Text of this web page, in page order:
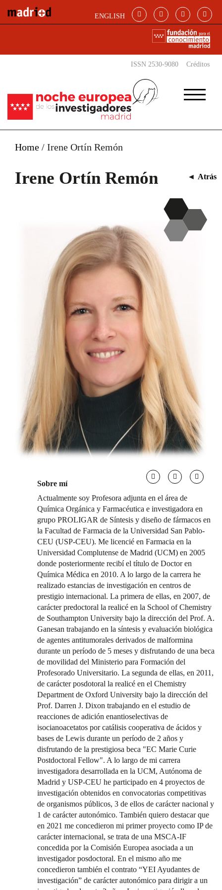
ENGLISH
ISSN 2530-9080 Créditos
Home / Irene Ortín Remón
Irene Ortín Remón ◄ Atrás
Sobre mí
Actualmente soy Profesora adjunta en el área de
Química Orgánica y Farmacéutica e investigadora en
grupo PROLIGAR de Síntesis y diseño de fármacos en
la Facultad de Farmacia de la Universidad San Pablo-
CEU (USP-CEU). Me licencié en Farmacia en la
Universidad Complutense de Madrid (UCM) en 2005
donde posteriormente recibí el título de Doctor en
Química Médica en 2010. A lo largo de la carrera he
realizado estancias de investigación en centros de
prestigio internacional. La primera de ellas, en 2007, de
carácter predoctoral la realicé en la School of Chemistry
de Southampton University bajo la dirección del Prof. A.
Ganesan trabajando en la síntesis y evaluación biológica
de agentes antitumorales derivados de malformina
durante un período de 5 meses y disfrutando de una beca
de movilidad del Ministerio para Formación del
Profesorado Universitario. La segunda de ellas, en 2011,
de carácter posdotoral la realicé en el Chemistry
Department de Oxford University bajo la dirección del
Prof. Darren J. Dixon trabajando en el estudio de
reacciones de adición enantioselectivas de
isocianoacetatos por catálisis cooperativa de ácidos y
bases de Lewis durante un período de 2 años y
disfrutando de la prestigiosa beca "EC Marie Curie
Postdoctoral Fellow". A lo largo de mi carrera
investigadora desarrollada en la UCM, Autónoma de
Madrid y USP-CEU he participado en 4 proyectos de
investigación obtenidos en convocatorias competitivas
de organismos públicos, 3 de ellos de carácter nacional y
1 de carácter autonómico. También quiero destacar que
en 2021 me concedieron mi primer proyecto como IP de
carácter internacional, se trata de una MSCA-IF
concedida por la Comisión Europea asociada a un
investigador posdoctoral. En el mismo año me
concedieron también el contrato “YEI Ayudantes de
investigación” de carácter autonómico para dirigir a un